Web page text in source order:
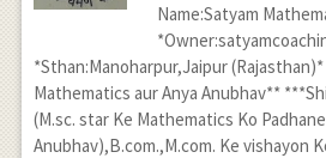
Name:Satyam
*Sthan:Manoharpur,Jaipur
Mathematics aur Anya Anubhav**
(M.sc. star Ke Mathematics Ko
Anubhav),B.com.,M.com. Ke vishayon